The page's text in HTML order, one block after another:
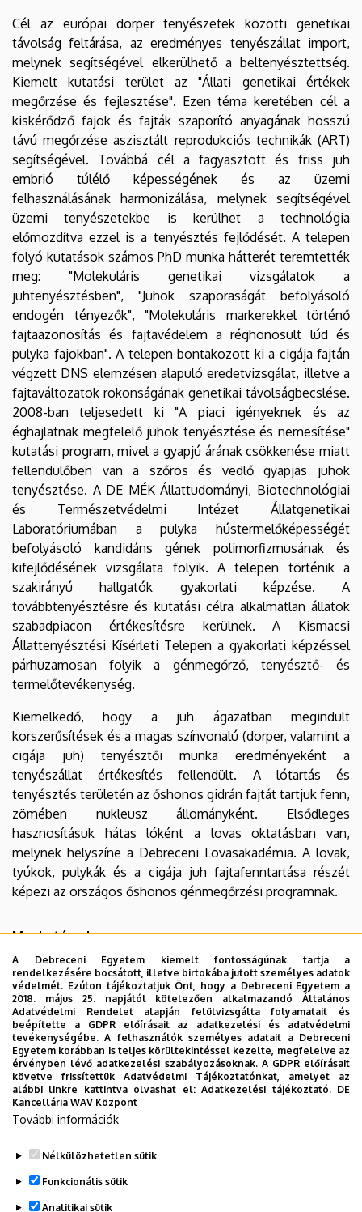
Cél az európai dorper tenyészetek közötti genetikai
távolság feltárása, az eredményes tenyészállat import,
melynek segítségével elkerülhető a beltenyésztettség.
Kiemelt kutatási terület az "Állati genetikai értékek
megőrzése és fejlesztése". Ezen téma keretében cél a
kiskérődző fajok és fajták szaporító anyagának hosszú
távú megőrzése aszisztált reprodukciós technikák (ART)
segítségével. Továbbá cél a fagyasztott és friss juh
embrió túlélő képességének és az üzemi
felhasználásának harmonizálása, melynek segítségével
üzemi tenyészetekbe is kerülhet a technológia
előmozdítva ezzel is a tenyésztés fejlődését. A telepen
folyó kutatások számos PhD munka hátterét teremtették
meg: "Molekuláris genetikai vizsgálatok a
juhtenyésztésben", "Juhok szaporaságát befolyásoló
endogén tényezők", "Molekuláris markerekkel történő
fajtaazonosítás és fajtavédelem a réghonosult lúd és
pulyka fajokban". A telepen bontakozott ki a cigája fajtán
végzett DNS elemzésen alapuló eredetvizsgálat, illetve a
fajtaváltozatok rokonságának genetikai távolságbecslése.
2008-ban teljesedett ki "A piaci igényeknek és az
éghajlatnak megfelelő juhok tenyésztése és nemesítése"
kutatási program, mivel a gyapjú árának csökkenése miatt
fellendülőben van a szőrös és vedlő gyapjas juhok
tenyésztése. A DE MÉK Állattudományi, Biotechnológiai
és Természetvédelmi Intézet Állatgenetikai
Laboratóriumában a pulyka hústermelőképességét
befolyásoló kandidáns gének polimorfizmusának és
kifejlődésének vizsgálata folyik. A telepen történik a
szakirányú hallgatók gyakorlati képzése. A
továbbtenyésztésre és kutatási célra alkalmatlan állatok
szabadpiacon értékesítésre kerülnek. A Kismacsi
Állattenyésztési Kísérleti Telepen a gyakorlati képzéssel
párhuzamosan folyik a génmegőrző, tenyésztő- és
termelőtevékenység.
Kiemelkedő, hogy a juh ágazatban megindult
korszerűsítések és a magas színvonalú (dorper, valamint a
cigája juh) tenyésztői munka eredményeként a
tenyészállat értékesítés fellendült. A lótartás és
tenyésztés területén az őshonos gidrán fajtát tartjuk fenn,
zömében nukleusz állományként. Elsődleges
hasznosításuk hátas lóként a lovas oktatásban van,
melynek helyszíne a Debreceni Lovasakadémia. A lovak,
tyúkok, pulykák és a cigája juh fajtafenntartása részét
képezi az országos őshonos génmegőrzési programnak.
Munkatársak
Dr. Árnyasi Mariann(tudományos főmunkatárs)
Csapó Zsolt(szakmai szolgáltató)
Fogarasi László(műszaki szolgáltató)
Juhász Béla (műszaki szolgáltató)
Lukácsi Zsigmond(műszaki szolgáltató)
Sass Imre(műszaki szolgáltató)
Legutóbbi frissítés: 2026. 06. 01. 14:48
A Debreceni Egyetem kiemelt fontosságúnak tartja a
rendelkezésére bocsátott, illetve birtokába jutott személyes adatok
védelmét. Ezúton tájékoztatjuk Önt, hogy a Debreceni Egyetem a
2018. május 25. napjától kötelezően alkalmazandó Általános
Adatvédelmi Rendelet alapján felülvizsgálta folyamatait és
beépítette a GDPR előírásait az adatkezelési és adatvédelmi
tevékenységébe. A felhasználók személyes adatait a Debreceni
Egyetem korábban is teljes körültekintéssel kezelte, megfelelve az
érvényben lévő adatkezelési szabályozásoknak. A GDPR előírásait
követve frissítettük Adatvédelmi Tájékoztatónkat, amelyet az
alábbi linkre kattintva olvashat el:Adatkezelési tájékoztató. DE
Kancellária WAV Központ
További információk
Nélkülözhetetlen sütik
Funkcionális sütik
Analitikai sütik